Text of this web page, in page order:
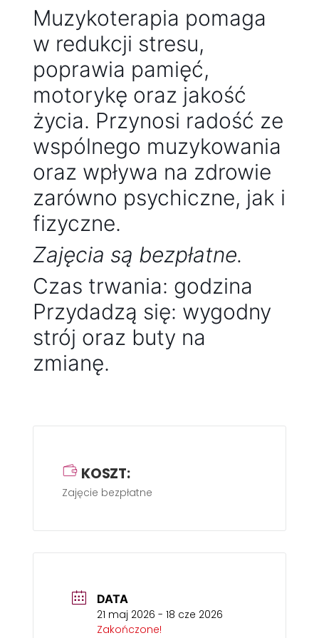
Muzykoterapia pomaga
w redukcji stresu,
poprawia pamięć,
motorykę oraz jakość
życia. Przynosi radość ze
wspólnego muzykowania
oraz wpływa na zdrowie
zarówno psychiczne, jak i
fizyczne.
Zajęcia są bezpłatne.
Czas trwania: godzina
Przydadzą się: wygodny
strój oraz buty na
zmianę.
KOSZT:
Zajęcie bezpłatne
DATA
21 maj 2026 - 18 cze 2026
Zakończone!